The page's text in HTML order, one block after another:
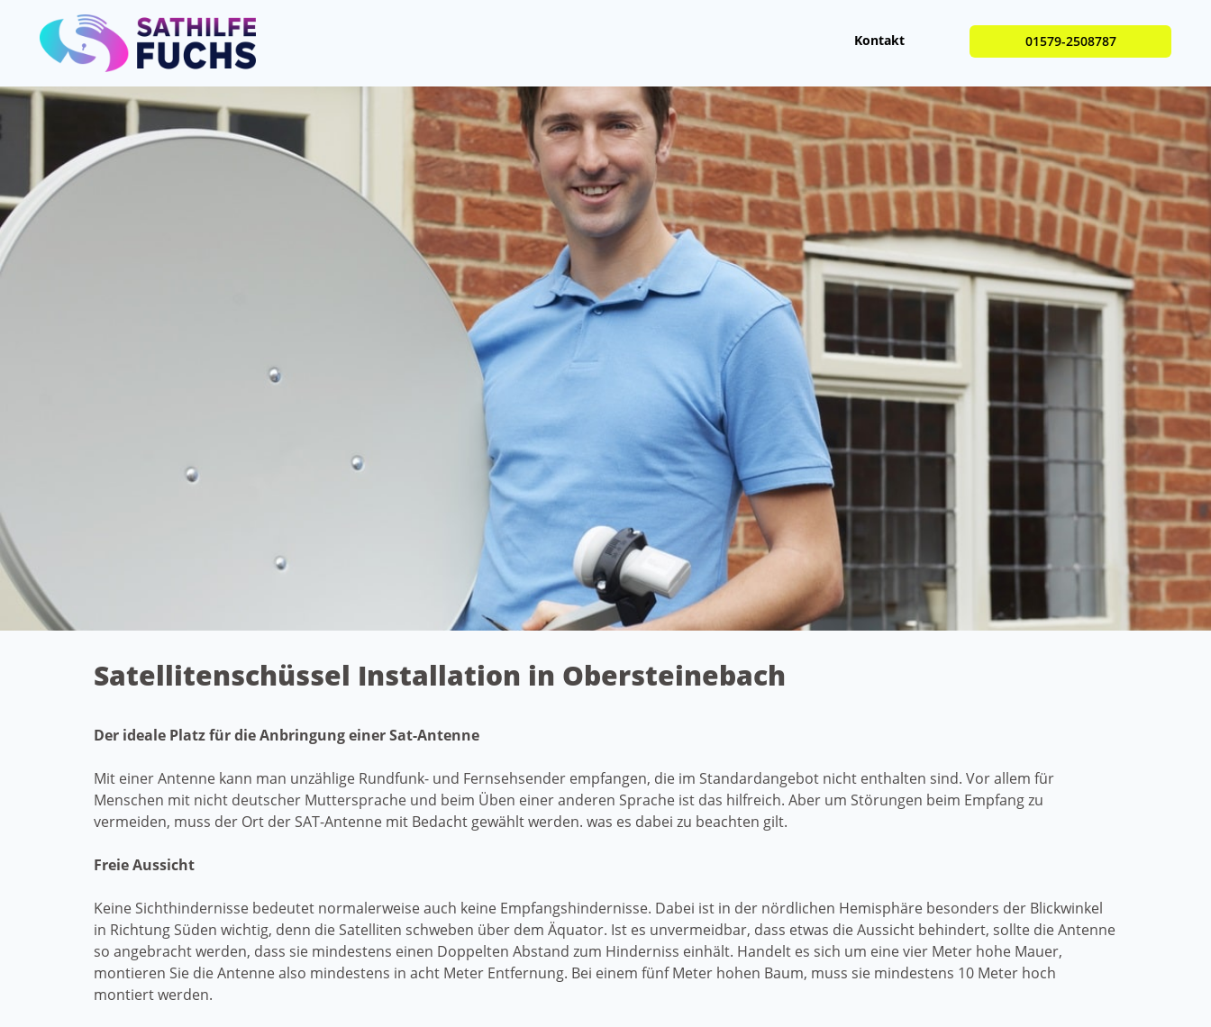
Kontakt 01579-2508787
Satellitenschüssel Installation in Obersteinebach
Der ideale Platz für die Anbringung einer Sat-Antenne
Mit einer Antenne kann man unzählige Rundfunk- und Fernsehsender empfangen, die im Standardangebot nicht enthalten sind. Vor allem für
Menschen mit nicht deutscher Muttersprache und beim Üben einer anderen Sprache ist das hilfreich. Aber um Störungen beim Empfang zu
vermeiden, muss der Ort der SAT-Antenne mit Bedacht gewählt werden. was es dabei zu beachten gilt.
Freie Aussicht
Keine Sichthindernisse bedeutet normalerweise auch keine Empfangshindernisse. Dabei ist in der nördlichen Hemisphäre besonders der Blickwinkel
in Richtung Süden wichtig, denn die Satelliten schweben über dem Äquator. Ist es unvermeidbar, dass etwas die Aussicht behindert, sollte die Antenne
so angebracht werden, dass sie mindestens einen Doppelten Abstand zum Hinderniss einhält. Handelt es sich um eine vier Meter hohe Mauer,
montieren Sie die Antenne also mindestens in acht Meter Entfernung. Bei einem fünf Meter hohen Baum, muss sie mindestens 10 Meter hoch
montiert werden.